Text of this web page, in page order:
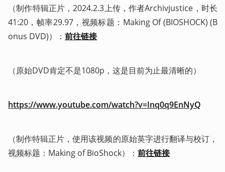
（制作特辑正片，2024.2.3上传，作者Archivjustice，时长
41:20，帧率29.97，视频标题：Making Of (BIOSHOCK) (B
onus DVD)）： 前往链接
（原始DVD肯定不是1080p，这是目前为止最清晰的）
https://www.youtube.com/watch?v=Inq0q9EnNyQ
（制作特辑正片，使用该视频的原始英字进行翻译与校订，
视频标题：Making of BioShock）： 前往链接